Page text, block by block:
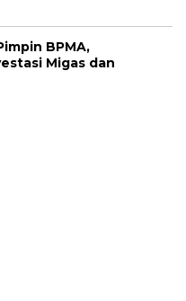
BPMA,
Migas dan